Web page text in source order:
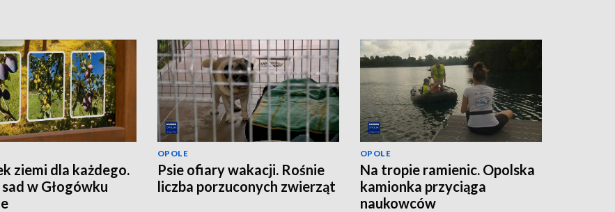
ziemi dla każdego.
w Głogówku
OPOLE
Psie ofiary wakacji. Rośnie
liczba porzuconych zwierząt
OPOLE
Na tropie ramienic. Opolska
kamionka przyciąga
naukowców